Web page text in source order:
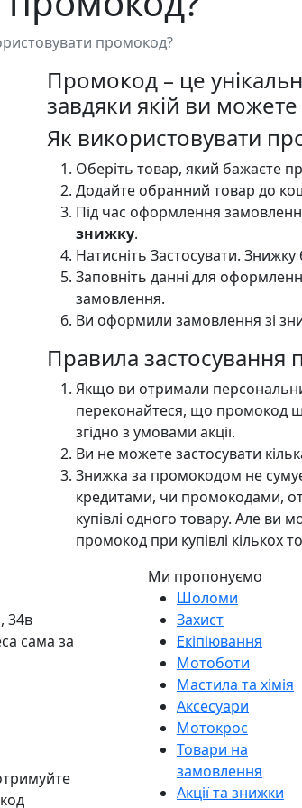
промокод?
Промокод – це
завдяки якій ви
Як використовувати
Оберіть товар, який бажаєте
Додайте обранний товар до
Під час оформлення
знижку.
Натисніть Застосувати.
Заповніть данні для
замовлення.
Ви оформили замовлення зі
Правила застосування
Якщо ви отримали
переконайтеся, що промокод
згідно з умовами акції.
Ви не можете застосувати
Знижка за промокодом не
кредитами, чи промокодами,
купівлі одного товару. Але ви
промокод при купівлі кількох
34в
сама за
Ми пропонуємо
Шоломи
Захист
Екіпіювання
Мотоботи
Мастила та хімія
Аксесуари
Мотокрос
Товари на
замовлення
Акції та знижки